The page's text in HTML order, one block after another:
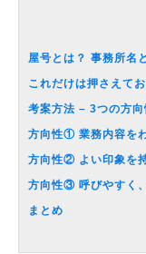
屋号とは？ 事務所名
これだけは押さえてお
考案方法 – 3つの方向
方向性① 業務内容を
方向性② よい印象を
方向性③ 呼びやすく
まとめ